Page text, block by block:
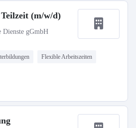
(m/w/d)
Dienste gGmbH
Flexible Arbeitszeiten